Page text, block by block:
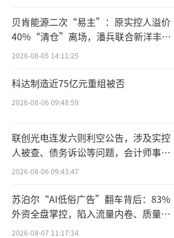
贝肯能源二次“易主”：原实控人溢价
40%“清仓”离场，潘兵联合新洋丰、
宏科百世拟入主
2026-08-05 14:11:25
科达制造近75亿元重组被否
2026-08-06 09:48:59
联创光电连发六则利空公告，涉及实控
人被查、债务诉讼等问题，会计师事务
所曾出具“保留意见”
2026-08-06 09:43:47
苏泊尔“AI低俗广告”翻车背后：83%
外资全盘掌控，陷入流量内卷、质量频
发的负循环
2026-08-07 11:17:34